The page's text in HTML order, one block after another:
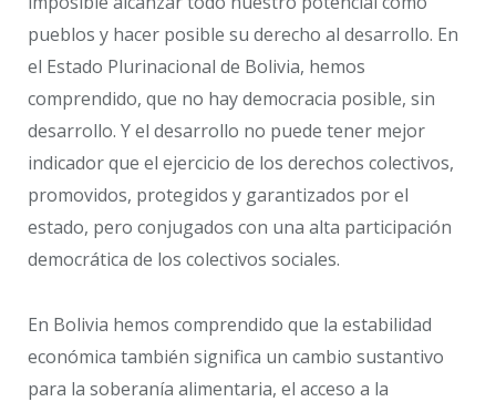
pueblos y hacer posible su derecho al desarrollo. En
el Estado Plurinacional de Bolivia, hemos
comprendido, que no hay democracia posible, sin
desarrollo. Y el desarrollo no puede tener mejor
indicador que el ejercicio de los derechos colectivos,
promovidos, protegidos y garantizados por el
estado, pero conjugados con una alta participación
democrática de los colectivos sociales.
En Bolivia hemos comprendido que la estabilidad
económica también significa un cambio sustantivo
para la soberanía alimentaria, el acceso a la